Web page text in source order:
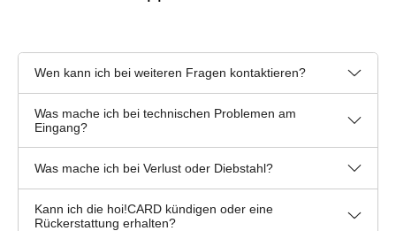
Wen kann ich bei weiteren Fragen kontaktieren?
Was mache ich bei technischen Problemen am
Eingang?
Was mache ich bei Verlust oder Diebstahl?
Kann ich die hoi!CARD kündigen oder eine
Rückerstattung erhalten?